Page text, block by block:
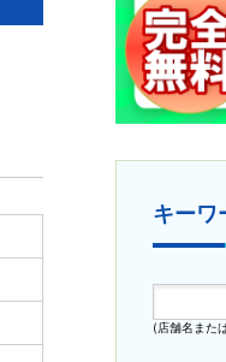
キーワ
(店舗名また